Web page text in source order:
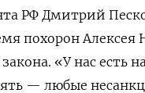
РФ Дмитрий
похорон Алексея
«У нас есть
— любые